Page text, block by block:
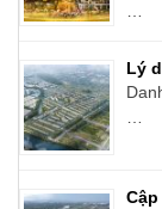
…
Lý
…